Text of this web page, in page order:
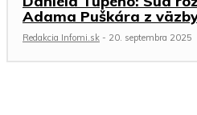
Adama Puškára z
Redakcia Infomi.sk - 20. septembra 2025